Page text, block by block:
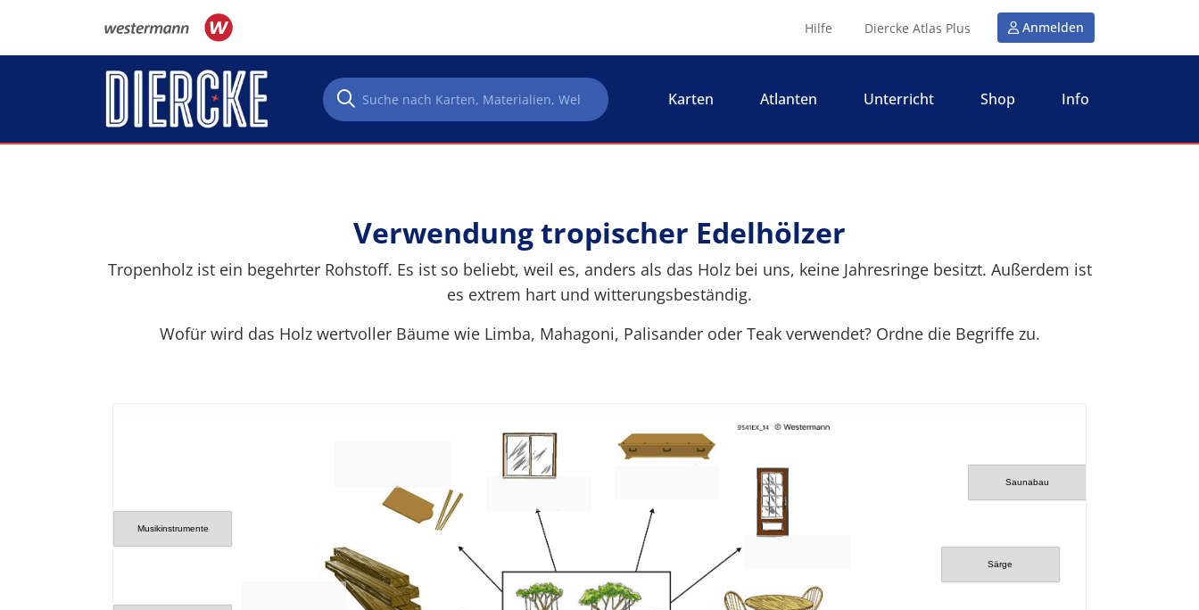
Hilfe Diercke Atlas Plus Anmelden
Karten Atlanten Unterricht Shop Info
Verwendung tropischer Edelhölzer
Tropenholz ist ein begehrter Rohstoff. Es ist so beliebt, weil es, anders als das Holz bei uns, keine Jahresringe besitzt. Außerdem ist
es extrem hart und witterungsbeständig.
Wofür wird das Holz wertvoller Bäume wie Limba, Mahagoni, Palisander oder Teak verwendet? Ordne die Begriffe zu.